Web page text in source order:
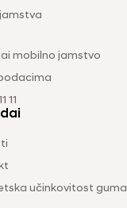
mobilno jamstvo
11
učinkovitost guma